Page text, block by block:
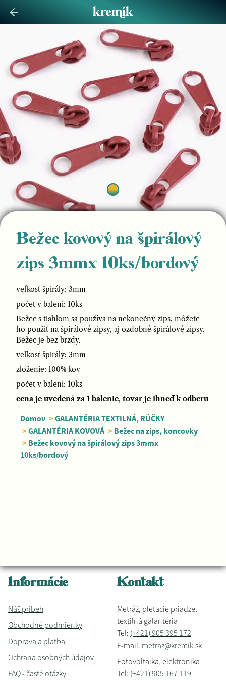
Bežec kovový na špirálový
zips 3mmx 10ks/bordový
veľkosť špirály: 3mm
počet v balení: 10ks
Bežec s tiahlom sa používa na nekonečný zips, môžete
ho použiť na špirálové zipsy, aj ozdobné špirálové zipsy.
Bežec je bez brzdy.
veľkosť špirály: 3mm
zloženie: 100% kov
počet v balení: 10ks
cena je uvedená za 1 balenie, tovar je ihneď k odberu
Domov > GALANTÉRIA TEXTILNÁ, RÚČKY
> GALANTÉRIA KOVOVÁ > Bežec na zips, koncovky
> Bežec kovový na špirálový zips 3mmx
10ks/bordový
Informácie
Náš príbeh
Obchodné podmienky
Doprava a platba
Ochrana osobných údajov
FAQ - časté otázky
Kontakt
Metráž, pletacie priadze,
textilná galantéria
Tel: (+421) 905 395 172
E-mail: metraz@kremik.sk
Fotovoltaika, elektronika
Tel: (+421) 905 167 119